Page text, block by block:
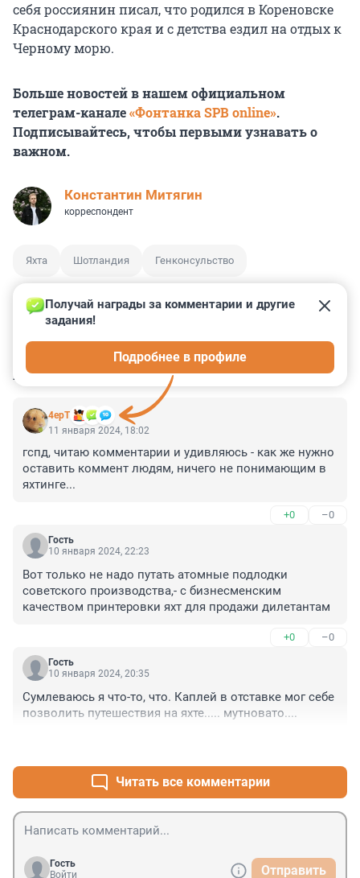
себя россиянин писал, что родился в Кореновске
Краснодарского края и с детства ездил на отдых к
Черному морю.
Больше новостей в нашем официальном
телеграм-канале«Фонтанка SPB online».
Подписывайтесь, чтобы первыми узнавать о
важном.
Константин Митягин
корреспондент
Яхта Шотландия Генконсульство
КОММЕНТАРИИ 15
4ерТ
Получай награды за комментарии и другие
задания!
Подробнее в профиле
11 января 2024, 18:02
гспд, читаю комментарии и удивляюсь - как же нужно
оставить коммент людям, ничего не понимающим в
яхтинге...
+0 –0
Гость
10 января 2024, 22:23
Вот только не надо путать атомные подлодки
советского производства,- с бизнесменским
качеством принтеровки яхт для продажи дилетантам
+0 –0
Гость
10 января 2024, 20:35
Сумлеваюсь я что-то, что. Каплей в отставке мог себе
позволить путешествия на яхте..... мутновато....
Читать все комментарии
Гость
Войти
Отправить